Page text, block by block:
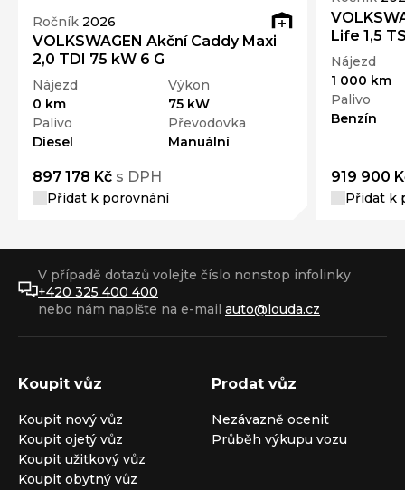
Ročník 2026
VOLKSWAGEN Akční Caddy Maxi
2,0 TDI 75 kW 6 G
Nájezd
0 km
Výkon
75 kW
Palivo
Diesel
Převodovka
Manuální
897 178 Kč s DPH
Přidat k porovnání
Life 1,5
Nájezd
1 000 km
Palivo
Benzín
919 900
Přidat k
V případě dotazů volejte číslo nonstop infolinky
+420 325 400 400
nebo nám napište na e-mail auto@louda.cz
Koupit vůz
Koupit nový vůz
Koupit ojetý vůz
Koupit užitkový vůz
Koupit obytný vůz
Prodat vůz
Nezávazně ocenit
Průběh výkupu vozu